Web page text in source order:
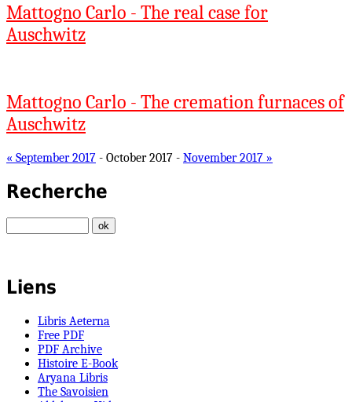
Mattogno Carlo - The real case for
Auschwitz
Mattogno Carlo - The cremation furnaces of
Auschwitz
« September 2017 - October 2017 - November 2017 »
Recherche
Liens
Libris Aeterna
Free PDF
PDF Archive
Histoire E-Book
Aryana Libris
The Savoisien